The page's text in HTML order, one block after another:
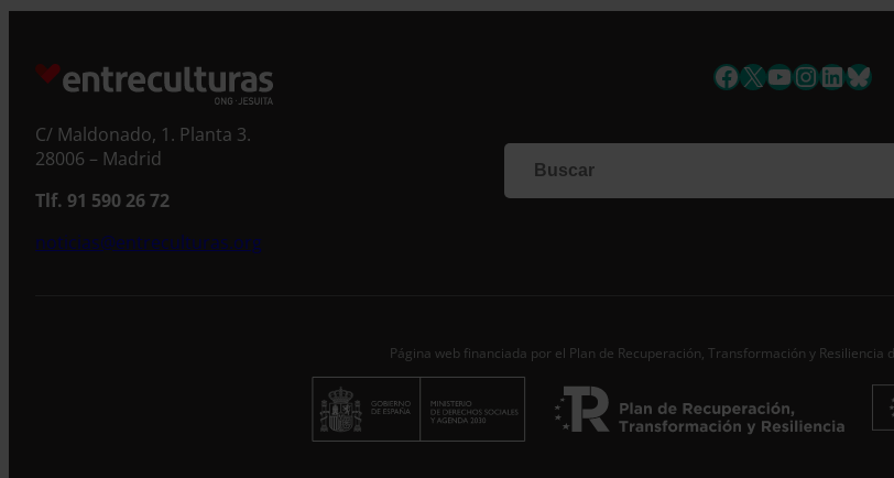
C/ Maldonado, 1. Planta 3.
28006 – Madrid
Tlf. 91 590 26 72
noticias@entreculturas.org
Facebook
X YouTube
Página web financiada por el Plan de Recuperación, Transformación y Resiliencia